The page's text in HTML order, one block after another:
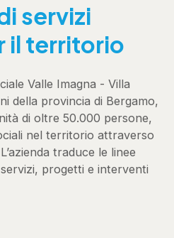
servizi
il territorio
Valle Imagna - Villa
della provincia di Bergamo,
di oltre 50.000 persone,
nel territorio attraverso
traduce le linee
progetti e interventi